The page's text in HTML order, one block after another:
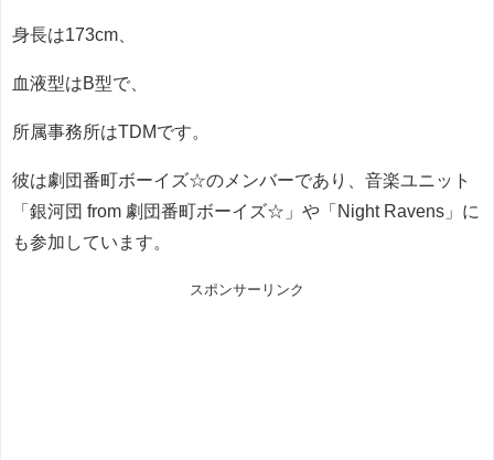
身長は173cm、
血液型はB型で、
所属事務所はTDMです。
彼は劇団番町ボーイズ☆のメンバーであり、音楽ユニット
「銀河団 from 劇団番町ボーイズ☆」や「Night Ravens」に
も参加しています。
スポンサーリンク